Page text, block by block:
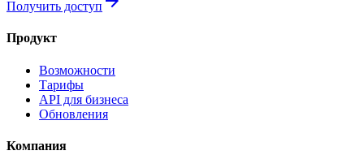
Получить доступ
Продукт
Возможности
Тарифы
API для бизнеса
Обновления
Компания